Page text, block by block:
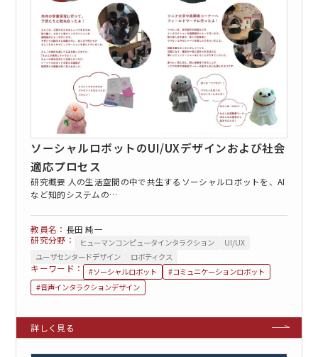
コンセプト動画
アクセス お問合せ
ソーシャルロボットのUI/UXデザインおよび社会
適応プロセス
研究概要 人の生活空間の中で共生するソーシャルロボットを、AI
など知的システムの…
長田 純一
研究分野：
ヒューマンコンピュータインタラクション
UI/UX
ユーザセンタードデザイン
ロボティクス
キーワード： #ソーシャルロボット
#コミュニケーションロボット
#音声インタラクションデザイン